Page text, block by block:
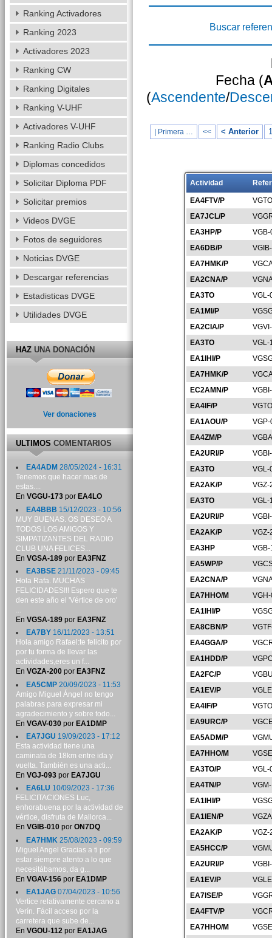
Buscar
Fecha (
(Ascendente/
| Primera … << < Anterior
Actividad
EA4FTV/P
EA7JCL/P
EA3HP/P
EA6DB/P
EA7HMK/P
EA2CNA/P
EA3TO
VGL-
EA1MI/P
EA2CIA/P
EA3TO
VGL-
EA1IHI/P
EA7HMK/P
EC2AMN/P
EA4IF/P
EA1AOU/P
EA4ZM/P
EA2URI/P
EA3TO
VGL-
EA2AK/P
VGZ-
EA3TO
VGL-
EA2URI/P
EA2AK/P
VGZ-
EA3HP
EA5WP/P
EA2CNA/P
EA7HHO/M
EA1IHI/P
EA8CBN/P
EA4GGA/P
EA1HDD/P
EA2FC/P
EA1EV/P
EA4IF/P
EA9URC/P
EA5ADM/P
EA7HHO/M
EA3TO/P
VGL-
EA4TN/P
EA1IHI/P
EA1IEN/P
EA2AK/P
VGZ-
EA5HCC/P
EA2URI/P
EA1EV/P
EA7ISE/P
EA4FTV/P
EA7HHO/M
Ranking Activadores
Ranking 2023
Activadores 2023
Ranking CW
Ranking Digitales
Ranking V-UHF
Activadores V-UHF
Ranking Radio Clubs
Diplomas concedidos
Solicitar Diploma PDF
Solicitar premios
Videos DVGE
Fotos de seguidores
Noticias DVGE
Descargar referencias
Estadisticas DVGE
Utilidades DVGE
HAZUNA DONACIÓN
Ver donaciones
ULTIMOSCOMENTARIOS
EA4ADM 28/05/2024 - 16:31
Tenemos que hacer mas de
estas....
En VGGU-173por EA4LO
EA4BBB 15/12/2023 - 10:56
MUY BUENAS. OS DESEO A
TODOS LOS AMIGOS Y
SIMPATIZANTES DEL RADIO
CLUB UNA FELICES...
En VGSA-189por EA3FNZ
EA3BSE21/11/2023 - 09:45
Hola Rafa. MUCHAS
FELICIDADES!!! Espero que te
den este año el 'Vértice de oro'
...
En VGSA-189por EA3FNZ
EA7BY16/11/2023 - 13:51
Hola amigo Rafael:te felicito por
por tu forma de llevar las
actividades,eres un f...
En VGZA-200por EA3FNZ
EA5CMP20/09/2023 - 11:53
Amigo Miguel Ángel no tengo
palabras para expresar mi
agradecimiento y sobre todo...
En VGAV-030por EA1DMP
EA7JGU 19/09/2023 - 17:12
Esta actividad tiene una
caminata de 18km entre ida y
vuelta. También es una acti...
En VGJ-093por EA7JGU
EA6LU 10/09/2023 - 17:36
FELICITACIONES Luc,
enhorabuena por la actividad de
vértice, disfruta de Mallorca...
En VGIB-010por ON7DQ
EA7HMK 25/08/2023 - 09:59
Miguel Angel Gracias a ti por
estar siempre atento a lo que
necesitábamos, da g...
En VGAV-156por EA1DMP
EA1JAG07/04/2023 - 10:56
Vertice relativamente cercano a
Verín. Fácil acceso por la
carretera que sube de...
En VGOU-112por EA1JAG